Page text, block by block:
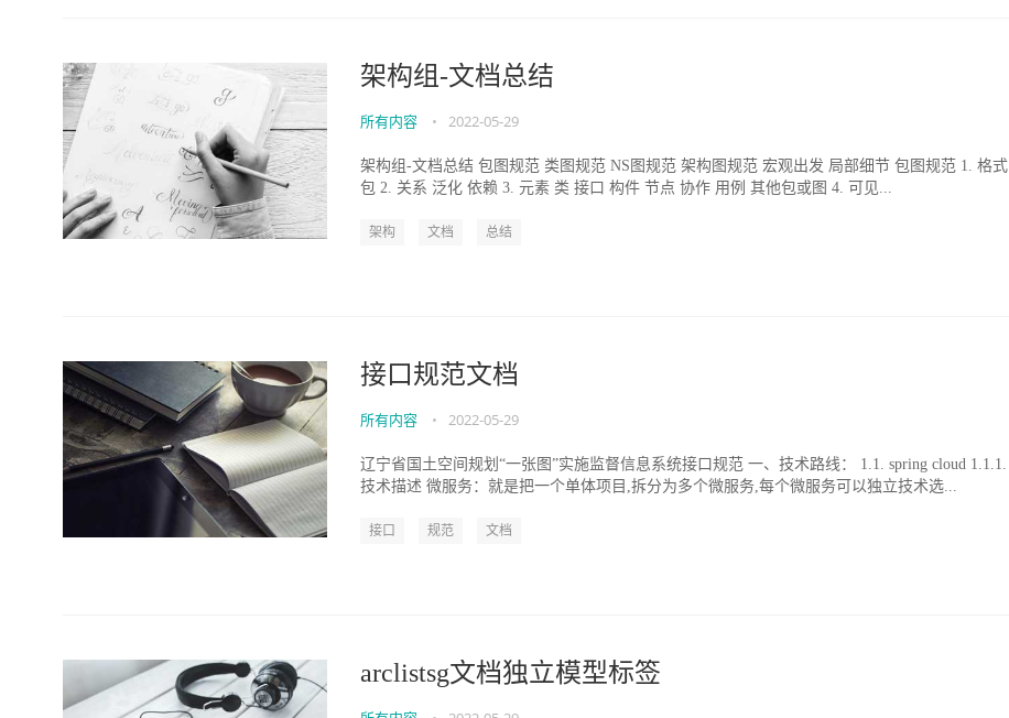
架构组-文档总结
所有内容 • 2022-05-29
架构组-文档总结 包图规范 类图规范 NS图规范 架构图规范 宏观出发 局部细节 包图规范 1. 格式
包 2. 关系 泛化 依赖 3. 元素 类 接口 构件 节点 协作 用例 其他包或图 4. 可见...
架构 文档 总结
接口规范文档
所有内容 • 2022-05-29
辽宁省国土空间规划“一张图”实施监督信息系统接口规范 一、技术路线： 1.1. spring cloud 1.1.1.
技术描述 微服务：就是把一个单体项目,拆分为多个微服务,每个微服务可以独立技术选...
接口 规范 文档
arclistsg文档独立模型标签